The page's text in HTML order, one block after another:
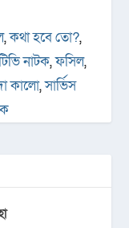
,কথা হবে তো?,
নাটক,ফসিল,
কালো,সার্ভিস